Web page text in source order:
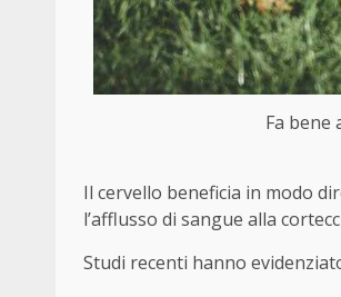
Fa bene
Il cervello beneficia in modo
l’afflusso di sangue alla
Studi recenti hanno